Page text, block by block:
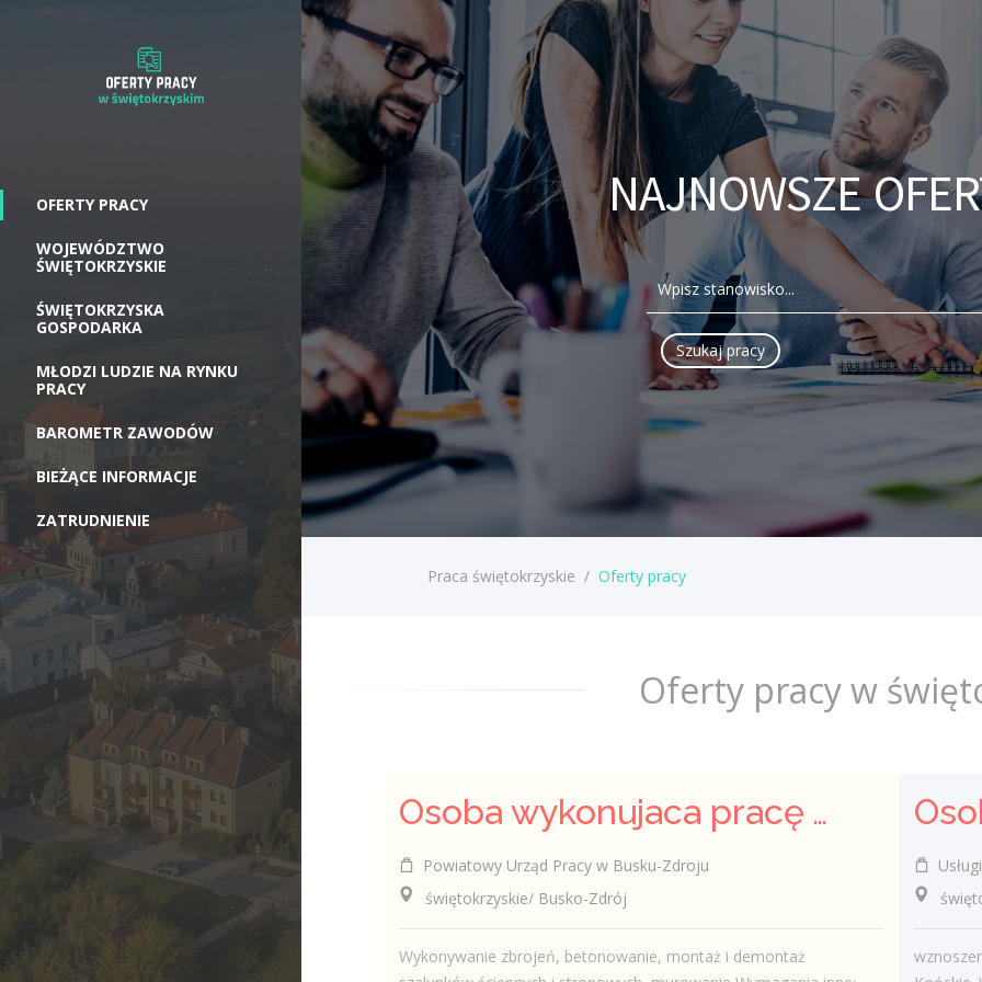
OFERTY PRACY
WOJEWÓDZTWO
ŚWIĘTOKRZYSKIE
ŚWIĘTOKRZYSKA
GOSPODARKA
MŁODZI LUDZIE NA RYNKU
PRACY
BAROMETR ZAWODÓW
BIEŻĄCE INFORMACJE
ZATRUDNIENIE
NAJNOWSZE
Praca świętokrzyskie / Oferty pracy
Oferty pracy w
Osoba wykonujaca pracę w zawodzie zbrojarz - betoniarz
Powiatowy Urząd Pracy w Busku-Zdroju
świętokrzyskie/ Busko-Zdrój
Wykonywanie zbrojeń, betonowanie, montaż i demontaż